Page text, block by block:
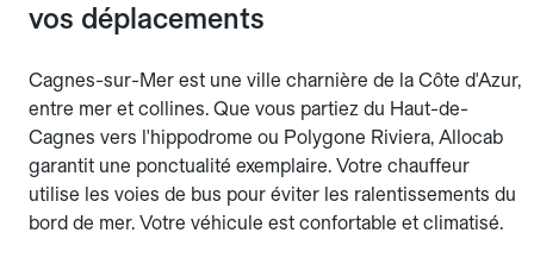
vos déplacements
Cagnes-sur-Mer est une ville charnière de la Côte d'Azur,
entre mer et collines. Que vous partiez du Haut-de-
Cagnes vers l'hippodrome ou Polygone Riviera, Allocab
garantit une ponctualité exemplaire. Votre chauffeur
utilise les voies de bus pour éviter les ralentissements du
bord de mer. Votre véhicule est confortable et climatisé.